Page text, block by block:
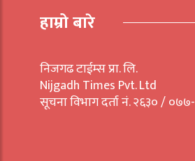
हाम्रो बारे
निजगढ टाईम्स प्रा. लि.
Nijgadh Times Pvt. Ltd
सूचना विभाग दर्ता नं. २६३० /